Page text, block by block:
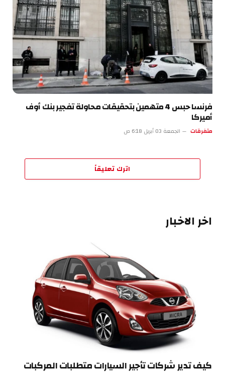
فرنسا حبس 4 متهمين بتحقيقات محاولة تفجير بنك أوف
أميركا
متفرقات الجمعة 03 أبريل 6:18 ص
اترك تعليقاً
اخر الاخبار
كيف تدير شركات تأجير السيارات متطلبات المركبات